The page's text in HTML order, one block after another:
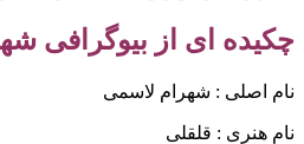
چکیده ای از بیوگرافی
نام اصلی : شهرام لاسمی
نام هنری : قلقلی